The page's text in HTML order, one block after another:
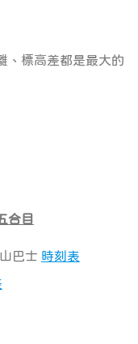
、標高差都是最大的
合目
巴士 時刻表